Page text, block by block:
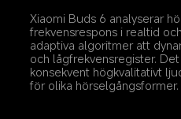
Xiaomi Buds 6 analyserar
frekvensrespons i realtid
adaptiva algoritmer att
och lågfrekvensregister.
konsekvent högkvalitativt
för olika hörselgångsformer.